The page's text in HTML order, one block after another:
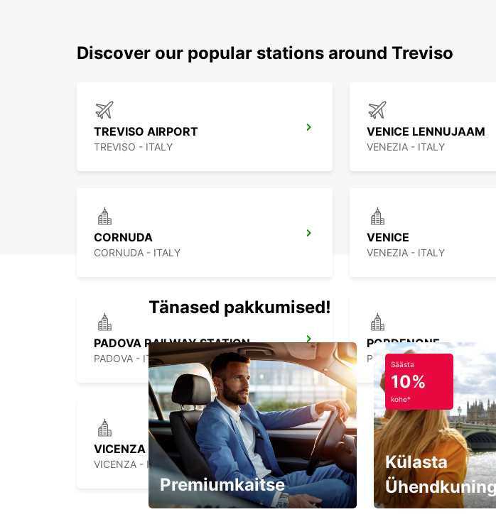
Discover our popular stations around Treviso
TREVISO AIRPORT
TREVISO - ITALY
VENICE LENNUJAAM
VENEZIA - ITALY
CORNUDA
CORNUDA - ITALY
VENICE
VENEZIA - ITALY
PADOVA RAILWAY STATION
PADOVA - ITALY
PORDENONE
PORDENONE - ITALY
VICENZA - MILITARY BASE
VICENZA - ITALY
Tänased pakkumised!
Premiumkaitse
Säästa
10%
kohe*
Külasta